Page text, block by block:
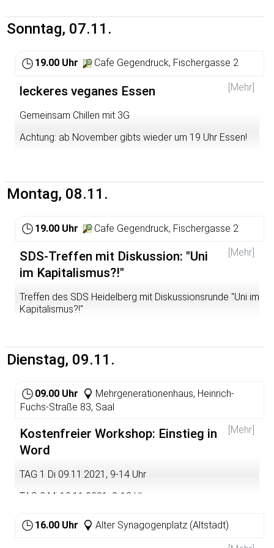
2021 (Mi)
Unsere regelmäßigen Treffen finden alle zwei Wochen
schreib’ uns einfachein E-Mail an:
info@hochschulgruppe-heidelberg.unicef.de
Für mehr Informationen schau' gerne hier vorbei:
www.instagram.com/unicef_hsg_heidelberg
Sonntag, 07.11.
19.00 Uhr Cafe Gegendruck, Fischergasse 2
[Mehr]
leckeres veganes Essen
Gemeinsam Chillen mit 3G
Achtung: ab November gibts wieder um 19 Uhr Essen!
Montag, 08.11.
19.00 Uhr Cafe Gegendruck, Fischergasse 2
[Mehr]
SDS-Treffen mit Diskussion: "Uni
im Kapitalismus?!"
Treffen des SDS Heidelberg mit Diskussionsrunde "Uni im
Kapitalismus?!"
Dienstag, 09.11.
09.00 Uhr
Mehrgenerationenhaus, Heinrich-
Fuchs-Straße 83, Saal
[Mehr]
Kostenfreier Workshop: Einstieg in
Word
TAG 1 Di 09.11.2021, 9-14 Uhr
TAG 2 Mi 10.11.2021, 9-13 Uhr
Inhalte: Textformatierung, Seitenlayout einrichten,
Erstellung von Briefen, Rechnungen oder einfachen
16.00 Uhr Alter Synagogenplatz (Altstadt)